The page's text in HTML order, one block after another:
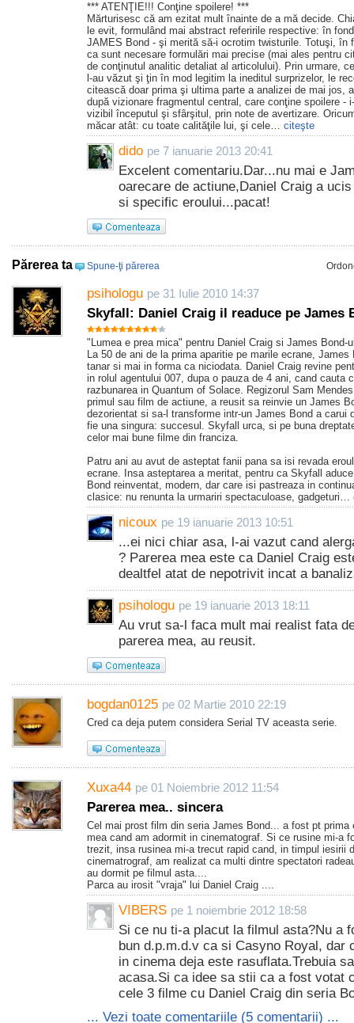
*** ATENŢIE!!! Conţine spoilere! ***
Mărturisesc că am ezitat mult înainte de a mă decide.
le evit, formulând mai abstract referirile respective: în
JAMES Bond - şi merită să-i ocrotim twisturile. Totuşi, în
ca sunt necesare formulări mai precise (mai ales pentru
de conţinutul analitic detaliat al articolului). Prin urmare,
l-au văzut şi ţin în mod legitim la ineditul surprizelor, le
citească doar prima şi ultima parte a analizei de mai jos,
după vizionare fragmentul central, care conţine spoilere -
vizibil începutul şi sfârşitul, prin note de avertizare.
măcar atât: cu toate calităţile lui, şi cele… citeşte
dido pe 7 ianuarie 2013 20:41
Excelent comentariu.Dar...nu mai e
oarecare de actiune,Daniel Craig a
si specific eroului...pacat!
Părerea ta Spune-ţi părerea
psihologu pe 31 Iulie 2010 14:37
Skyfall: Daniel Craig il readuce pe James
"Lumea e prea mica" pentru Daniel Craig si James Bond-
La 50 de ani de la prima aparitie pe marile ecrane, James
tanar si mai in forma ca niciodata. Daniel Craig revine
in rolul agentului 007, dupa o pauza de 4 ani, cand cauta
razbunarea in Quantum of Solace. Regizorul Sam
primul sau film de actiune, a reusit sa reinvie un James
dezorientat si sa-l transforme intr-un James Bond a carui
fie una singura: succesul. Skyfall urca, si pe buna
celor mai bune filme din franciza.
Patru ani au avut de asteptat fanii pana sa isi revada
ecrane. Insa asteptarea a meritat, pentru ca Skyfall
Bond reinventat, modern, dar care isi pastreaza in
clasice: nu renunta la urmariri spectaculoase, gadgeturi…
nicoux pe 19 ianuarie 2013 10:51
...ei nici chiar asa, l-ai vazut cand
? Parerea mea este ca Daniel Craig
dealtfel atat de nepotrivit incat a
psihologu pe 19 ianuarie 2013 18:11
Au vrut sa-l faca mult mai realist fata
parerea mea, au reusit.
bogdan0125 pe 02 Martie 2010 22:19
Cred ca deja putem considera Serial TV aceasta serie.
Xuxa44 pe 01 Noiembrie 2012 11:54
Parerea mea.. sincera
Cel mai prost film din seria James Bond... a fost pt prima
mea cand am adormit in cinematograf. Si ce rusine mi-a
trezit, insa rusinea mi-a trecut rapid cand, in timpul iesirii
cinematrograf, am realizat ca multi dintre spectatori
au dormit pe filmul asta....
Parca au irosit "vraja" lui Daniel Craig ....
VIBERS pe 1 noiembrie 2012 18:58
Si ce nu ti-a placut la filmul asta?Nu a
bun d.p.m.d.v ca si Casyno Royal, dar
in cinema deja este rasuflata.Trebuia
acasa.Si ca idee sa stii ca a fost votat
cele 3 filme cu Daniel Craig din seria
... Vezi toate comentariile (5 comentarii) ...